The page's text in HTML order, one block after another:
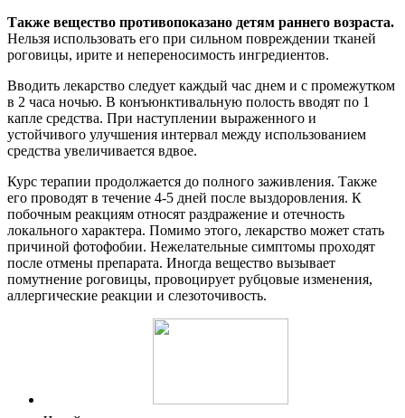
Также вещество противопоказано детям раннего возраста.
Нельзя использовать его при сильном повреждении тканей
роговицы, ирите и непереносимость ингредиентов.
Вводить лекарство следует каждый час днем и с промежутком
в 2 часа ночью. В конъюнктивальную полость вводят по 1
капле средства. При наступлении выраженного и
устойчивого улучшения интервал между использованием
средства увеличивается вдвое.
Курс терапии продолжается до полного заживления. Также
его проводят в течение 4-5 дней после выздоровления. К
побочным реакциям относят раздражение и отечность
локального характера. Помимо этого, лекарство может стать
причиной фотофобии. Нежелательные симптомы проходят
после отмены препарата. Иногда вещество вызывает
помутнение роговицы, провоцирует рубцовые изменения,
аллергические реакции и слезоточивость.